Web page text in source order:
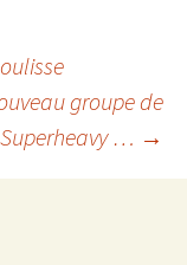
groupe de
… →